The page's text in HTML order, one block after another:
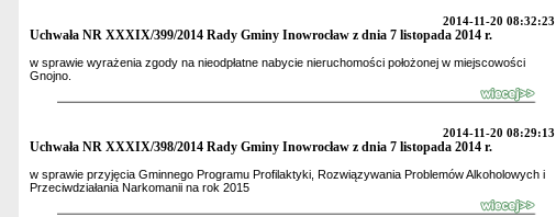
2014-11-20 08:32:23
Uchwała NR XXXIX/399/2014 Rady Gminy Inowrocław z dnia 7 listopada 2014 r.
w sprawie wyrażenia zgody na nieodpłatne nabycie nieruchomości położonej w miejscowości
Gnojno.
2014-11-20 08:29:13
Uchwała NR XXXIX/398/2014 Rady Gminy Inowrocław z dnia 7 listopada 2014 r.
w sprawie przyjęcia Gminnego Programu Profilaktyki, Rozwiązywania Problemów Alkoholowych i
Przeciwdziałania Narkomanii na rok 2015